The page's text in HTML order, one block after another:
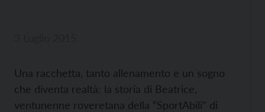
Una racchetta, tanto allenamento e un sogno
che diventa realtà: la storia di Beatrice,
ventunenne roveretana della “SportAbili” di